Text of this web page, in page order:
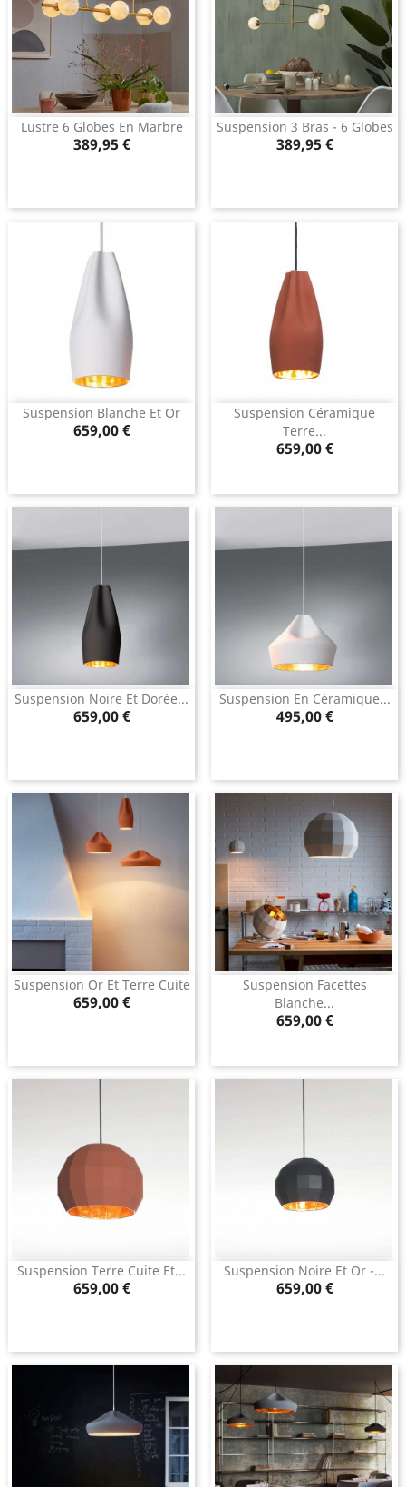
Lustre 6 Globes En Marbre
Prix
389,95 €
Suspension 3 Bras - 6 Globes
Prix
389,95 €
Suspension Blanche Et Or
Prix
659,00 €
Suspension Céramique
Terre...
Prix
659,00 €
Suspension Noire Et Dorée...
Prix
659,00 €
Suspension En Céramique...
Prix
495,00 €
Suspension Or Et Terre Cuite
Prix
659,00 €
Suspension Facettes
Blanche...
Prix
659,00 €
Suspension Terre Cuite Et...
Prix
659,00 €
Suspension Noire Et Or -...
Prix
659,00 €